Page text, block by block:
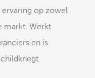
op zowel
markt. Werkt
en is